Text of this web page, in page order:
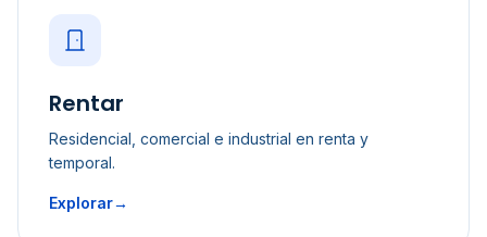
Rentar
Residencial, comercial e industrial en renta y
temporal.
Explorar→